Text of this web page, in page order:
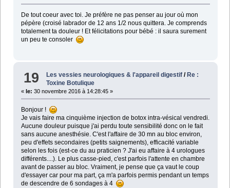
De tout coeur avec toi. Je préfère ne pas penser au jour où mon
pépère (croisé labrador de 12 ans 1/2 nous quittera. Je comprends
totalement ta douleur ! Et félicitations pour bébé : il saura surement
un peu te consoler
19 Les vessies neurologiques & l'appareil digestif / Re :
Toxine Botulique
« le: 30 novembre 2016 à 14:28:45 »
Bonjour !
Je vais faire ma cinquième injection de botox intra-vésical vendredi.
Aucune douleur puisque j'ai perdu toute sensibilité donc on le fait
sans aucune anesthésie. C'est l'affaire de 30 mn au bloc environ,
peu d'effets secondaires (petits saignements), efficacité variable
selon les fois (est-ce du au praticien ? J'ai eu affaire à 4 urologues
différents....). Le plus casse-pied, c'est parfois l'attente en chambre
avant de passer au bloc. Vraiment, je pense que ça vaut le coup
d'essayer car pour ma part, ça m'a parfois permis pendant un temps
de descendre de 6 sondages à 4